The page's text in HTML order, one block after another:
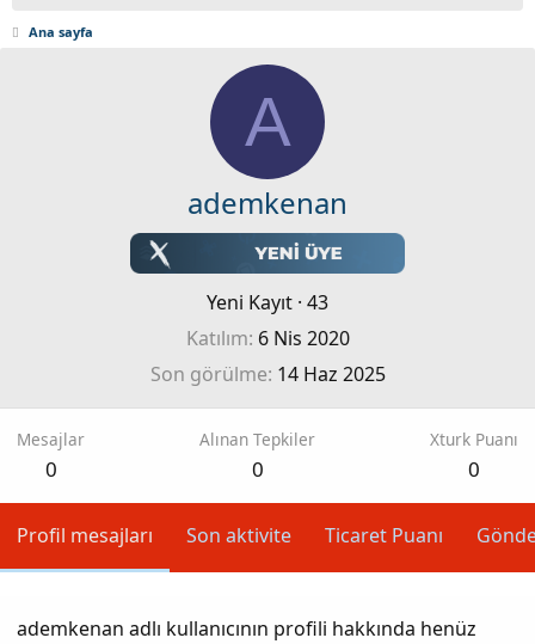
Ana sayfa
A
ademkenan
Yeni Kayıt · 43
Katılım 6 Nis 2020
Son görülme 14 Haz 2025
Mesajlar
0
Alınan Tepkiler
0
Xturk Puanı
0
Profil mesajları Son aktivite Ticaret Puanı
ademkenan adlı kullanıcının profili hakkında henüz